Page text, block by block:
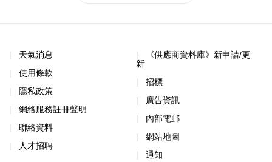
天氣消息
使用條款
隱私政策
網絡服務註冊聲明
聯絡資料
人才招聘
《供應商資料庫》新申請/更
新
招標
廣告資訊
內部電郵
網站地圖
通知